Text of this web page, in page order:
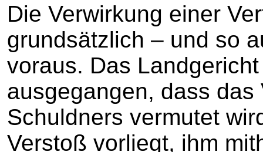
Die Verwirkung einer
grundsätzlich – und so
voraus. Das
ausgegangen, dass das
Schuldners vermutet
Verstoß vorliegt, ihm